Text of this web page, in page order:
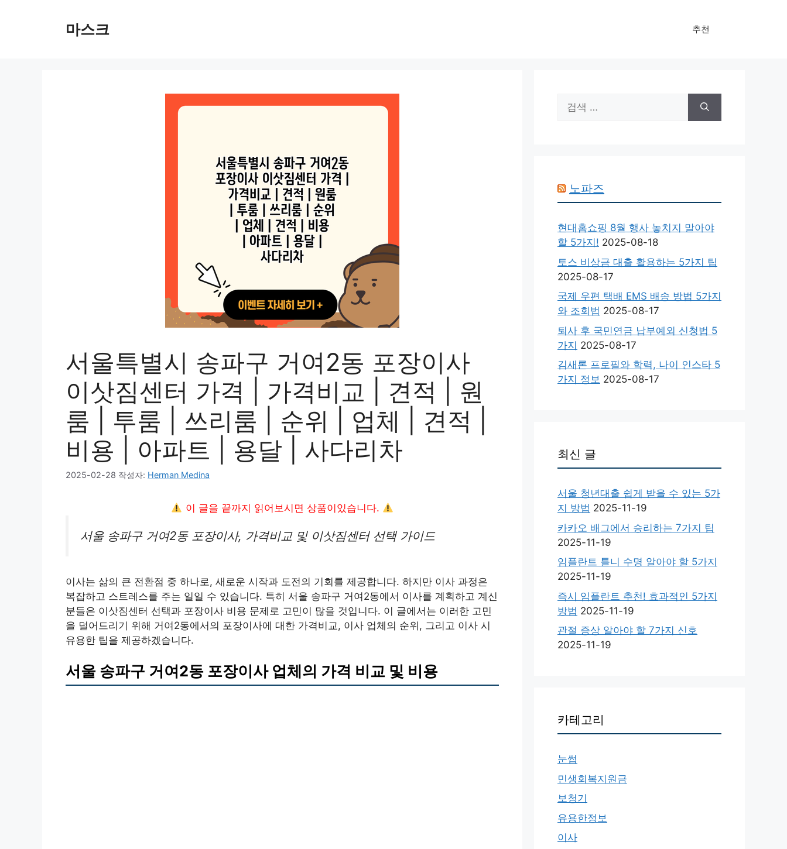
마스크 추천
서울특별시 송파구 거여2동 포장이사
이삿짐센터 가격 | 가격비교 | 견적 | 원
룸 | 투룸 | 쓰리룸 | 순위 | 업체 | 견적 |
비용 | 아파트 | 용달 | 사다리차
2025-02-28 작성자: Herman Medina
이 글을 끝까지 읽어보시면 상품이있습니다.
서울 송파구 거여2동 포장이사, 가격비교 및 이삿짐센터 선택 가이드
이사는 삶의 큰 전환점 중 하나로, 새로운 시작과 도전의 기회를 제공합니다. 하지만 이사 과정은
복잡하고 스트레스를 주는 일일 수 있습니다. 특히 서울 송파구 거여2동에서 이사를 계획하고 계신
분들은 이삿짐센터 선택과 포장이사 비용 문제로 고민이 많을 것입니다. 이 글에서는 이러한 고민
을 덜어드리기 위해 거여2동에서의 포장이사에 대한 가격비교, 이사 업체의 순위, 그리고 이사 시
유용한 팁을 제공하겠습니다.
서울 송파구 거여2동 포장이사 업체의 가격 비교 및 비용
색:
노파즈
현대홈쇼핑 8월 행사 놓치지 말아야
할 5가지! 2025-08-18
토스 비상금 대출 활용하는 5가지 팁
2025-08-17
국제 우편 택배 EMS 배송 방법 5가지
와 조회법 2025-08-17
퇴사 후 국민연금 납부예외 신청법 5
가지 2025-08-17
김새론 프로필와 학력, 나이 인스타 5
가지 정보 2025-08-17
최신 글
서울 청년대출 쉽게 받을 수 있는 5가
지 방법 2025-11-19
카카오 배그에서 승리하는 7가지 팁
2025-11-19
임플란트 틀니 수명 알아야 할 5가지
2025-11-19
즉시 임플란트 추천! 효과적인 5가지
방법 2025-11-19
관절 증상 알아야 할 7가지 신호
2025-11-19
카테고리
눈썹
민생회복지원금
보청기
유용한정보
이사